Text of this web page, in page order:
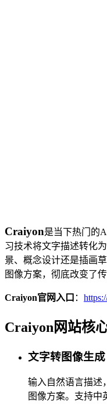
Craiyon是当下热门的
习技术将文字描述转化
景、概念设计还是插画
图像方案，彻底改变了
Craiyon官网入口 ：
Craiyon网站核
文字转图像生成
输入自然语言描述
图像方案。支持中